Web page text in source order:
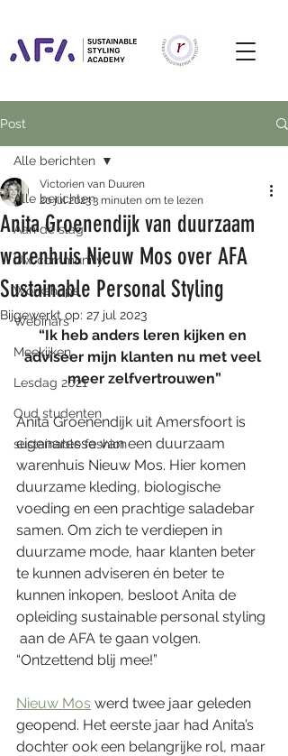
Post
Alle berichten
Aan de slag
Uw community
Workshops
Webinars
Meekijken
Lesdag 2021
Oud studenten
sustainable fashion
Alle berichten
Anita Groenendijk van duurzaam
warenhuis Nieuw Mos over AFA
Sustainable Personal Styling
Victorien van Duuren
20 jul 20233 minuten om te lezen
Bijgewerkt op: 27 jul 2023
“Ik heb anders leren kijken en
adviseer mijn klanten nu met veel
meer zelfvertrouwen”
Anita Groenendijk uit Amersfoort is
eigenaresse van een duurzaam
warenhuis Nieuw Mos. Hier komen
duurzame kleding, biologische
voeding en een prachtige saladebar
samen. Om zich te verdiepen in
duurzame mode, haar klanten beter
te kunnen adviseren én beter te
kunnen inkopen, besloot Anita de
opleiding sustainable personal styling
aan de AFA te gaan volgen.
“Ontzettend blij mee!”
Nieuw Mos werd twee jaar geleden
geopend. Het eerste jaar had Anita’s
dochter ook een belangrijke rol, maar